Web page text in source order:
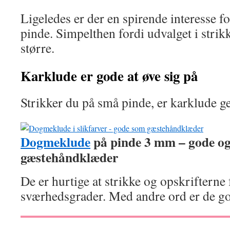
Ligeledes er der en spirende interesse
pinde. Simpelthen fordi udvalget i
større.
Karklude er gode at øve sig på
Strikker du på små pinde, er karklude
Dogmekludepå pinde 3 mm – gode
gæstehåndklæder
De er hurtige at strikke og opskrifterne
sværhedsgrader. Med andre ord er de